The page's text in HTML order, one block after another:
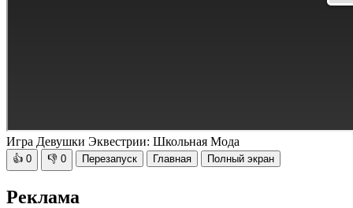
Игра Девушки Эквестрии: Школьная Мода
👍 0 👎 0 Перезапуск Главная Полный экран
Реклама